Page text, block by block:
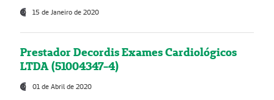
15 de Janeiro de 2020
Prestador Decordis Exames Cardiológicos
LTDA (51004347-4)
01 de Abril de 2020